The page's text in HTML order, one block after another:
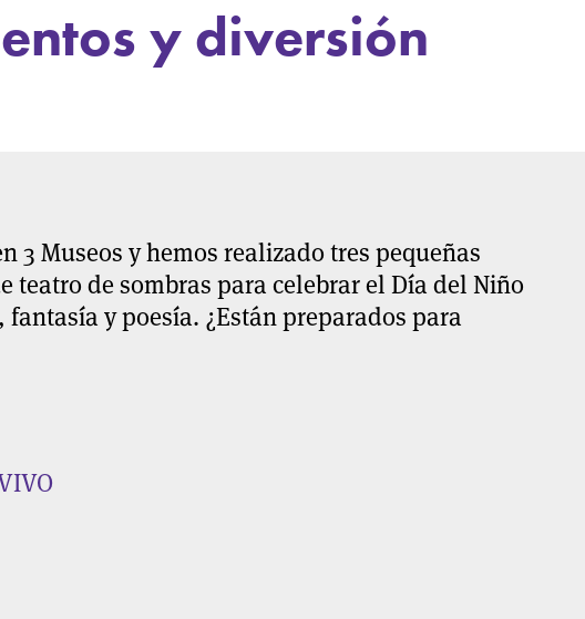
y diversión
3 Museos y hemos realizado tres pequeñas
teatro de sombras para celebrar el Día del Niño
y poesía. ¿Están preparados para